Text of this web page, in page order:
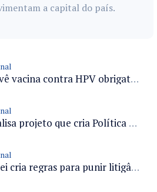
a capital do país.
Projeto prevê vacina contra HPV obrigatória e testes moleculares para rastreamento do câncer do colo do útero
Câmara analisa projeto que cria Política Nacional de Qualificação e Valorização da Preceptoria na Residência Médica
Projeto de lei cria regras para punir litigância abusiva reversa e integrar sistemas do Judiciário